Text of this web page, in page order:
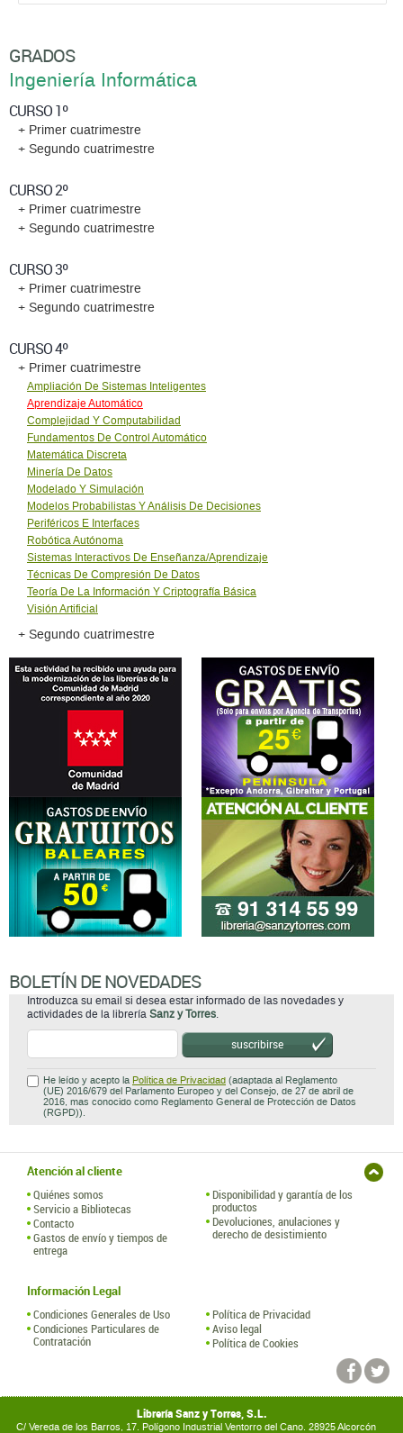
GRADOS
Ingeniería Informática
CURSO 1º
+ Primer cuatrimestre
+ Segundo cuatrimestre
CURSO 2º
+ Primer cuatrimestre
+ Segundo cuatrimestre
CURSO 3º
+ Primer cuatrimestre
+ Segundo cuatrimestre
CURSO 4º
+ Primer cuatrimestre
Ampliación De Sistemas Inteligentes
Aprendizaje Automático
Complejidad Y Computabilidad
Fundamentos De Control Automático
Matemática Discreta
Minería De Datos
Modelado Y Simulación
Modelos Probabilistas Y Análisis De Decisiones
Periféricos E Interfaces
Robótica Autónoma
Sistemas Interactivos De Enseñanza/Aprendizaje
Técnicas De Compresión De Datos
Teoría De La Información Y Criptografía Básica
Visión Artificial
+ Segundo cuatrimestre
BOLETÍN DE NOVEDADES
Introduzca su email si desea estar informado de las novedades y
actividades de la librería Sanz y Torres.
suscribirse
He leído y acepto la Política de Privacidad (adaptada al Reglamento
(UE) 2016/679 del Parlamento Europeo y del Consejo, de 27 de abril de
2016, mas conocido como Reglamento General de Protección de Datos
(RGPD)).
Atención al cliente
Quiénes somos
Servicio a Bibliotecas
Contacto
Gastos de envío y tiempos de
entrega
Disponibilidad y garantía de los
productos
Devoluciones, anulaciones y
derecho de desistimiento
Información Legal
Condiciones Generales de Uso
Condiciones Particulares de
Contratación
Política de Privacidad
Aviso legal
Política de Cookies
Librería Sanz y Torres, S.L.
C/ Vereda de los Barros, 17. Polígono Industrial Ventorro del Cano. 28925 Alcorcón